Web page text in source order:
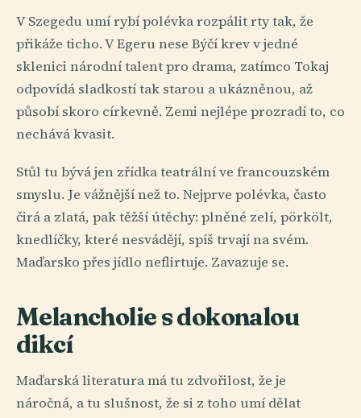
V Szegedu umí rybí polévka rozpálit rty tak, že
přikáže ticho. V Egeru nese Býčí krev v jedné
sklenici národní talent pro drama, zatímco Tokaj
odpovídá sladkostí tak starou a ukázněnou, až
působí skoro církevně. Zemi nejlépe prozradí to, co
nechává kvasit.
Stůl tu bývá jen zřídka teatrální ve francouzském
smyslu. Je vážnější než to. Nejprve polévka, často
čirá a zlatá, pak těžší útěchy: plněné zelí, pörkölt,
knedlíčky, které nesvádějí, spíš trvají na svém.
Maďarsko přes jídlo neflirtuje. Zavazuje se.
Melancholie s dokonalou
dikcí
Maďarská literatura má tu zdvořilost, že je
náročná, a tu slušnost, že si z toho umí dělat